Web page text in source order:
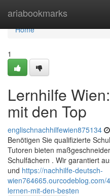
ariabookmarks
Home
Home
1
Lernhilfe
mit den Top
englischnachhilfewien875134
Benötigen Sie qualifizierte
Tutoren bieten
Schulfächern . Wir garantiert
und https://nachhilfe-deutsch-
lernen-mit-den-besten